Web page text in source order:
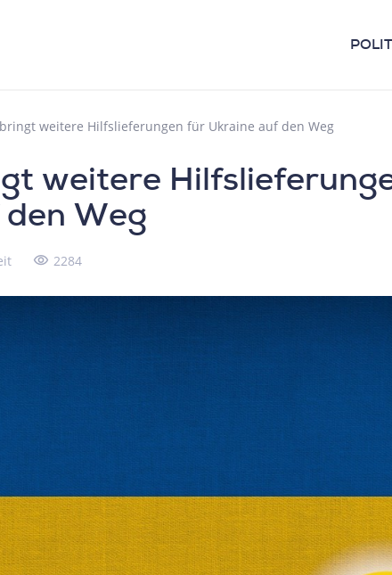
weitere Hilfslieferungen für Ukraine auf den Weg
weitere
Weg
visibility 2284